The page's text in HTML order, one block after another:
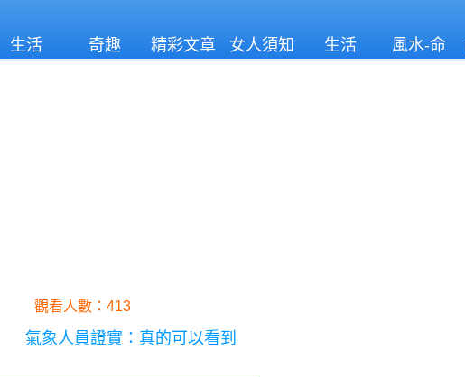
生活 奇趣 精彩文章 女人須知 生活
風水-命
觀看人數：413
氣象人員證實：真的可以看到